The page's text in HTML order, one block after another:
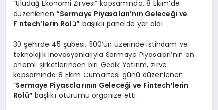
“Uludağ Ekonomi Zirvesi” kapsamında, 8 Ekim’de
düzenlenen “Sermaye Piyasaları’nın Geleceği ve
Fintech’lerin Rolü” başlıklı panelde yer aldı.
30 şehirde 45 şubesi, 500’ün üzerinde istihdam ve
teknolojik inovasyonlarıyla Sermaye Piyasaları’nın en
önemli şirketlerinden biri Gedik Yatırım, zirve
kapsamında 8 Ekim Cumartesi günü düzenlenen
“Sermaye Piyasalarının Geleceği ve Fintech’lerin
Rolü” başlıklı oturumu organize etti.